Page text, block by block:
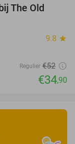
The Old
9.8 star
Regulier €52
€34,90